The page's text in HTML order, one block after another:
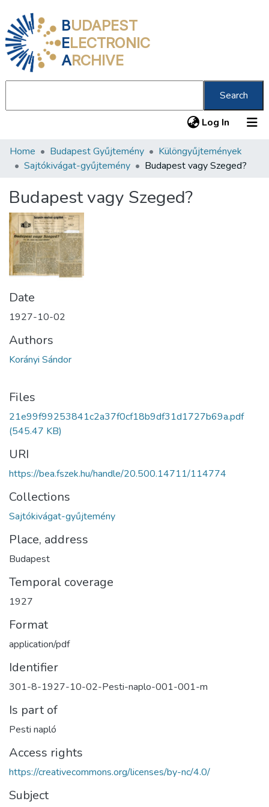
BUDAPEST
ELECTRONIC
ARCHIVE
Search
Log In (current)
Communities & Collections
Statistics
About us
Home Budapest Gyűjtemény
Különgyűjtemények
Sajtókivágat-gyűjtemény
Budapest vagy Szeged?
Budapest vagy Szeged?
Date
1927-10-02
Authors
Korányi Sándor
Files
21e99f99253841c2a37f0cf18b9df31d1727b69a.pdf
(545.47 KB)
URI
https://bea.fszek.hu/handle/20.500.14711/114774
Collections
Sajtókivágat-gyűjtemény
Place, address
Budapest
Temporal coverage
1927
Format
application/pdf
Identifier
301-8-1927-10-02-Pesti-naplo-001-001-m
Is part of
Pesti napló
Access rights
https://creativecommons.org/licenses/by-nc/4.0/
Subject